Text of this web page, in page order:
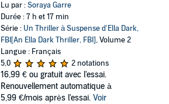
Lu par :Soraya Garre
Durée : 7 h et 17 min
Série : Un Thriller à Suspense d’Ella Dark,
FBI[An Ella Dark Thriller, FBI], Volume 2
Langue : Français
5,0
2 notations
16,99 € ou gratuit avec l'essai.
Renouvellement automatique à
5,99 €/mois après l'essai. Voir